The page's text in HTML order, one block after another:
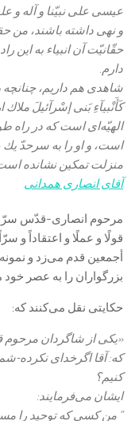
عيسى على نبيّنا و آله و
و نهى داشته باشند، من
حقّانيّت آن انبياء به اين
دارم.
شاهدى هم داريم، چنانچه
كَأَنْبيآءِ بَنى إسْرآئيلَ‏
الهيّه‌‏اى است كه در راه
است، و او را به سرحدّ يك
منزلت تمكين نشانده
آقای انصاری همدانی
مرحوم انصارى‏-قدّس سرّه-
قولًا و عملًا و اعتقاداً و
أجمعين قدم می‌‏زد و
بزرگواران را به عصر
حكايتى نقل می‌‏كنند كه:
«يكى از شاگردان
كه: آقا اگرخداى نكرده-
كنيم؟
ايشان می‌فرمايند:
” من كسى كه توحيد را